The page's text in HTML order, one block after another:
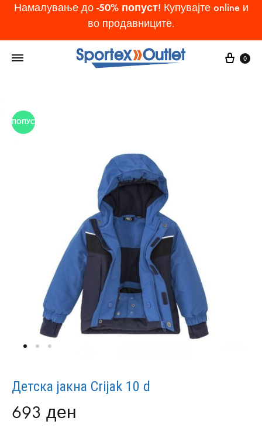
Намалување до -50% попуст! Купувајте online и
во продавниците.
Cart
0
ПОПУСТ
Детска јакна Crijak 10 d
693 ден